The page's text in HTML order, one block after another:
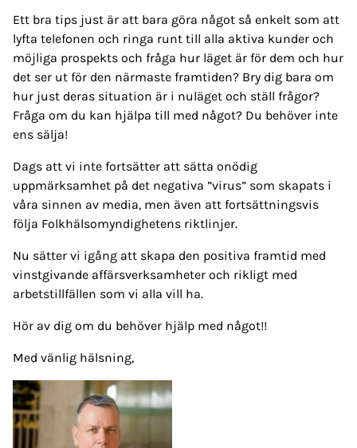
Ett bra tips just är att bara göra något så enkelt som att
lyfta telefonen och ringa runt till alla aktiva kunder och
möjliga prospekts och fråga hur läget är för dem och hur
det ser ut för den närmaste framtiden? Bry dig bara om
hur just deras situation är i nuläget och ställ frågor?
Fråga om du kan hjälpa till med något? Du behöver inte
ens sälja!
Dags att vi inte fortsätter att sätta onödig
uppmärksamhet på det negativa ”virus” som skapats i
våra sinnen av media, men även att fortsättningsvis
följa Folkhälsomyndighetens riktlinjer.
Nu sätter vi igång att skapa den positiva framtid med
vinstgivande affärsverksamheter och rikligt med
arbetstillfällen som vi alla vill ha.
Hör av dig om du behöver hjälp med något!!
Med vänlig hälsning,